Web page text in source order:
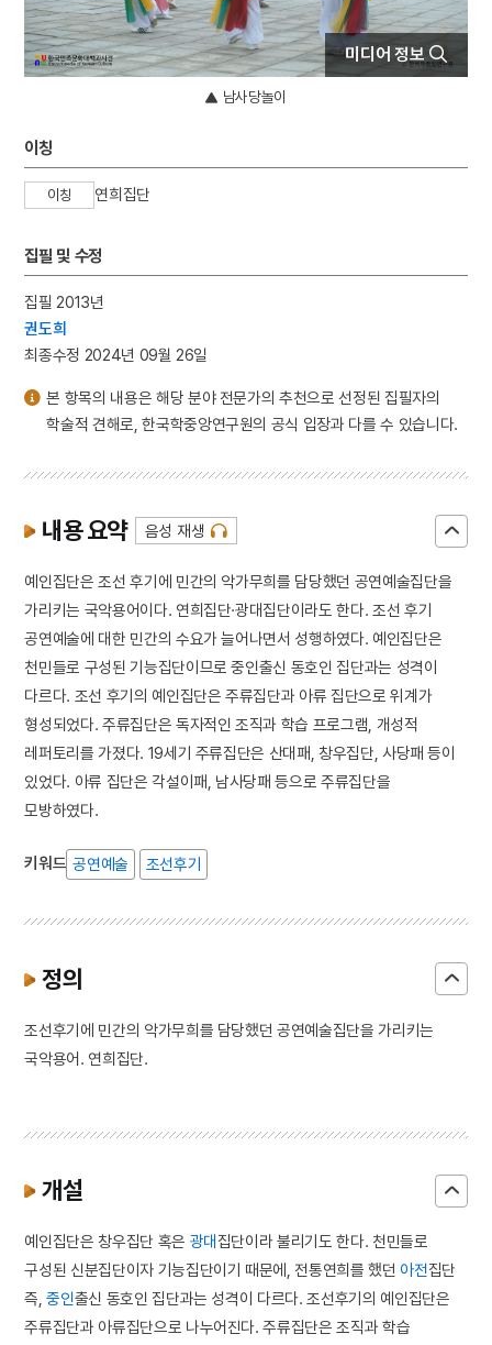
8 나당전쟁
9 박춘석
미디어 정보
남사당놀이
이칭
이칭 연희집단
집필 및 수정
집필 2013년
권도희
최종수정 2024년 09월 26일
본 항목의 내용은 해당 분야 전문가의 추천으로 선정된 집필자의
학술적 견해로, 한국학중앙연구원의 공식 입장과 다를 수 있습니다.
내용 요약 음성 재생
예인집단은 조선 후기에 민간의 악가무희를 담당했던 공연예술집단을
가리키는 국악용어이다. 연희집단·광대집단이라도 한다. 조선 후기
공연예술에 대한 민간의 수요가 늘어나면서 성행하였다. 예인집단은
천민들로 구성된 기능집단이므로 중인출신 동호인 집단과는 성격이
다르다. 조선 후기의 예인집단은 주류집단과 아류 집단으로 위계가
형성되었다. 주류집단은 독자적인 조직과 학습 프로그램, 개성적
레퍼토리를 가졌다. 19세기 주류집단은 산대패, 창우집단, 사당패 등이
있었다. 아류 집단은 각설이패, 남사당패 등으로 주류집단을
모방하였다.
키워드 공연예술 조선후기
정의
조선후기에 민간의 악가무희를 담당했던 공연예술집단을 가리키는
국악용어. 연희집단.
개설
예인집단은 창우집단 혹은 광대집단이라 불리기도 한다. 천민들로
구성된 신분집단이자 기능집단이기 때문에, 전통연희를 했던 아전집단
즉,중인출신 동호인 집단과는 성격이 다르다. 조선후기의 예인집단은
주류집단과 아류집단으로 나누어진다. 주류집단은 조직과 학습